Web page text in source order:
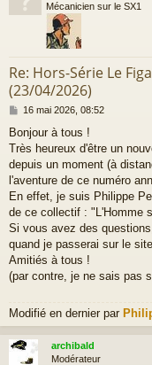
Mécanicien sur le SX1
Re: Hors-Série Le
(23/04/2026)
M
s
s
a
16 mai 2026, 08:52
Bonjour à tous !
Très heureux d'être un
depuis un moment (à
l'aventure de ce numéro
En effet, je suis Philippe
de ce collectif : "L'Homme
Si vous avez des
quand je passerai sur le
Amitiés à tous !
(par contre, je ne sais pas
Modifié en dernier par
archibald
Modérateur